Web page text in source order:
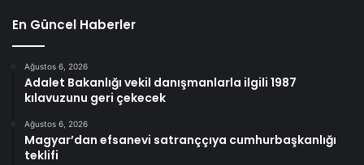
En Güncel Haberler
Ağustos 6, 2026
Adalet Bakanlığı vekil danışmanlarla ilgili 1987
kılavuzunu geri çekecek
Ağustos 6, 2026
Magyar’dan efsanevi satranççıya cumhurbaşkanlığı
teklifi